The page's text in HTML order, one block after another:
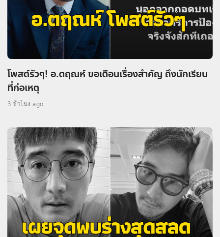
โพสต์รัวๆ! อ.ตฤณห์ ขอเตือนเรื่องสำคัญ ถึงนักเรียน
ที่ก่อเหตุ
3 ชั่วโมง ago